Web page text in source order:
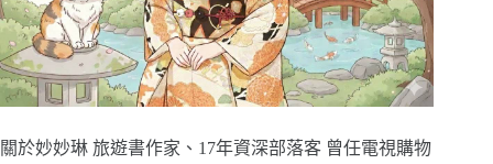
關於妙妙琳 旅遊書作家、17年資深部落客 曾任電視購物